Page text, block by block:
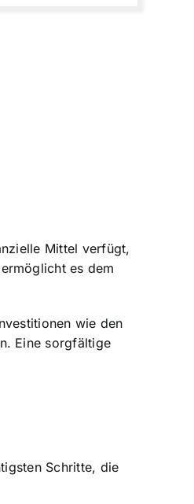
Mittel verfügt,
es dem
wie den
Eine sorgfältige
Schritte, die